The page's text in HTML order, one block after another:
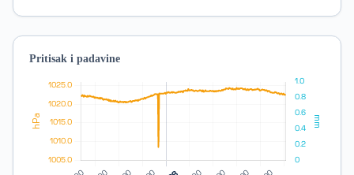
Pritisak i padavine